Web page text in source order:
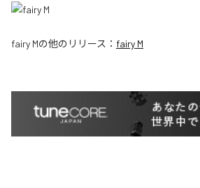
fairy Mの他のリリース： fairy M